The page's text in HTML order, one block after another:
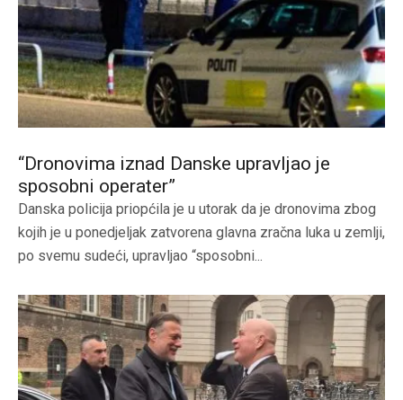
“Dronovima iznad Danske upravljao je
sposobni operater”
Danska policija priopćila je u utorak da je dronovima zbog
kojih je u ponedjeljak zatvorena glavna zračna luka u zemlji,
po svemu sudeći, upravljao “sposobni...